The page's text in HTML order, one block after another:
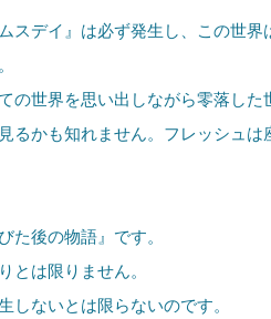
スデイ』は必ず発生し、この世
の世界を思い出しながら零落し
るかも知れません。フレッシュ
た後の物語』です。
とは限りません。
しないとは限らないのです。